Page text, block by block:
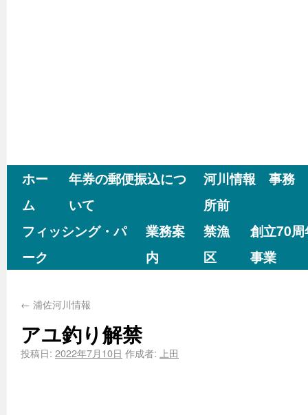
ホー
ム
年券の郵便振込につ
いて
河川情報 事務
所前
フィッシング・パ
ーク
業務案
内
禁漁
区
創立70
事業
← 浦佐河川情報
アユ釣り解禁
投稿日: 2022年7月10日 作成者: 上田